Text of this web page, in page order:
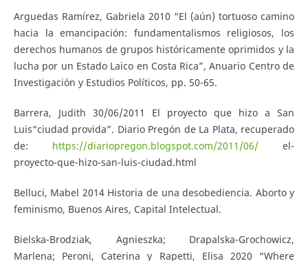
Arguedas Ramírez, Gabriela 2010 “El (aún) tortuoso camino
hacia la emancipación: fundamentalismos religiosos, los
derechos humanos de grupos históricamente oprimidos y la
lucha por un Estado Laico en Costa Rica”, Anuario Centro de
Investigación y Estudios Políticos, pp. 50-65.
Barrera, Judith 30/06/2011 El proyecto que hizo a San
Luis“ciudad provida”. Diario Pregón de La Plata, recuperado
de: https://diariopregon.blogspot.com/2011/06/ el-
proyecto-que-hizo-san-luis-ciudad.html
Belluci, Mabel 2014 Historia de una desobediencia. Aborto y
feminismo, Buenos Aires, Capital Intelectual.
Bielska-Brodziak, Agnieszka; Drapalska-Grochowicz,
Marlena; Peroni, Caterina y Rapetti, Elisa 2020 “Where